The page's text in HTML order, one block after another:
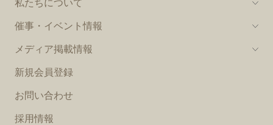
私たちについて
催事・イベント情報
メディア掲載情報
新規会員登録
お問い合わせ
採用情報